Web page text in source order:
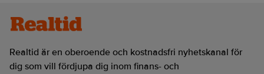
Realtid är en oberoende och kostnadsfri nyhetskanal för
dig som vill fördjupa dig inom finans- och